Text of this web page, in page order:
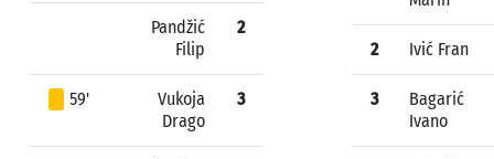
Pandžić
Filip
2
59'
Vukoja
Drago
3
2 Ivić Fran
3
Bagarić
Ivano